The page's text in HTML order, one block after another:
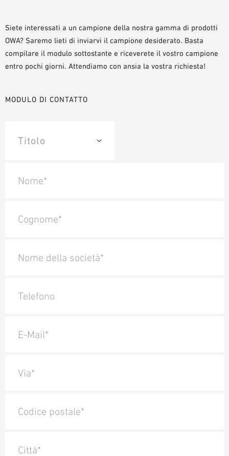
BIBLIOTECA BIM/ REVIT
VIDEO
ORDINE CAMPIONE
Siete interessati a un campione della nostra gamma di prodotti
OWA? Saremo lieti di inviarvi il campione desiderato. Basta
compilare il modulo sottostante e riceverete il vostro campione
entro pochi giorni. Attendiamo con ansia la vostra richiesta!
MODULO DI CONTATTO
Nome*
Cognome*
Nome della società*
Telefono
E-Mail*
Via*
Codice postale*
Città*